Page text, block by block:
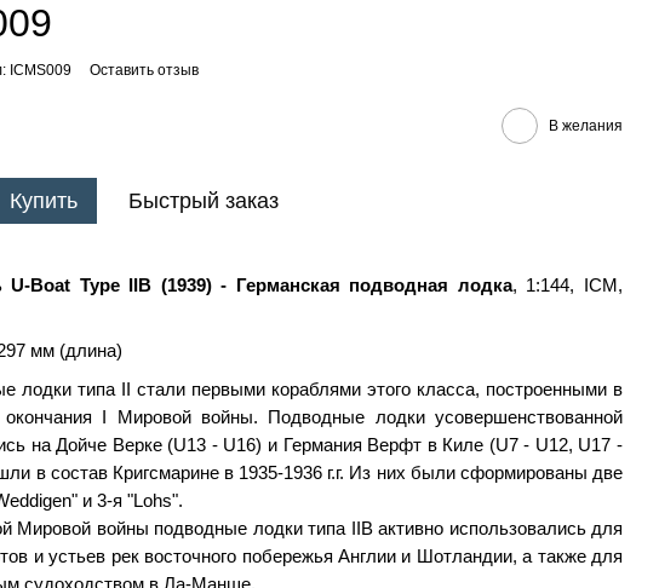
ICMS009 Оставить отзыв
В желания
Купить Быстрый заказ
U-Boat Type IIB (1939) - Германская подводная лодка, 1:144, ICM,
мм (длина)
лодки типа II стали первыми кораблями этого класса, построенными в
окончания I Мировой войны. Подводные лодки усовершенствованной
на Дойче Верке (U13 - U16) и Германия Верфт в Киле (U7 - U12, U17 -
в состав Кригсмарине в 1935-1936 г.г. Из них были сформированы две
и 3-я "Lohs".
Мировой войны подводные лодки типа IIB активно использовались для
и устьев рек восточного побережья Англии и Шотландии, а также для
судоходством в Ла-Манше.